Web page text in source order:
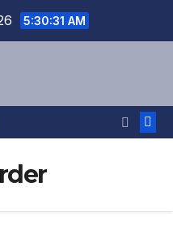
5:30:31 AM